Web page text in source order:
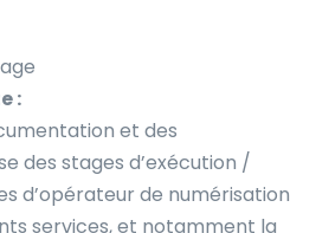
:
et des
des stages d’exécution /
d’opérateur de numérisation
services, et notamment la